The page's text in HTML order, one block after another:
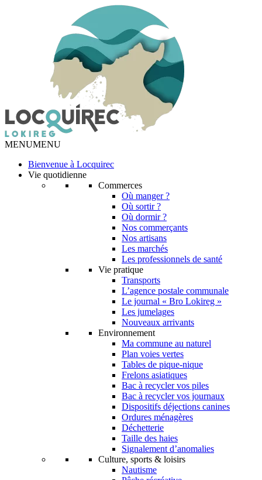
MENUMENU
Bienvenue à Locquirec
Vie quotidienne
Commerces
Où manger ?
Où sortir ?
Où dormir ?
Nos commerçants
Nos artisans
Les marchés
Les professionnels de santé
Vie pratique
Transports
L’agence postale communale
Le journal « Bro Lokireg »
Les jumelages
Nouveaux arrivants
Environnement
Ma commune au naturel
Plan voies vertes
Tables de pique-nique
Frelons asiatiques
Bac à recycler vos piles
Bac à recycler vos journaux
Dispositifs déjections canines
Ordures ménagères
Déchetterie
Taille des haies
Signalement d’anomalies
Culture, sports & loisirs
Nautisme